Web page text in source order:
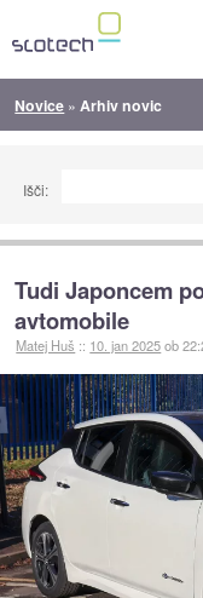
Novice » Arhiv novic
Išči:
Tudi Japoncem
avtomobile
Matej Huš :: 10. jan 2025ob